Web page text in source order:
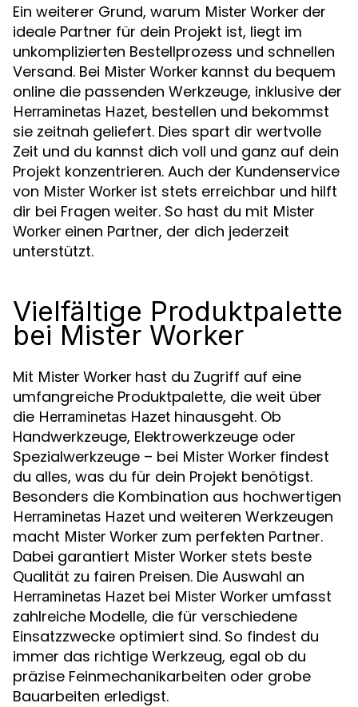
Ein weiterer Grund, warum Mister Worker der
ideale Partner für dein Projekt ist, liegt im
unkomplizierten Bestellprozess und schnellen
Versand. Bei Mister Worker kannst du bequem
online die passenden Werkzeuge, inklusive der
Herraminetas Hazet, bestellen und bekommst
sie zeitnah geliefert. Dies spart dir wertvolle
Zeit und du kannst dich voll und ganz auf dein
Projekt konzentrieren. Auch der Kundenservice
von Mister Worker ist stets erreichbar und hilft
dir bei Fragen weiter. So hast du mit Mister
Worker einen Partner, der dich jederzeit
unterstützt.
Vielfältige Produktpalette
bei Mister Worker
Mit Mister Worker hast du Zugriff auf eine
umfangreiche Produktpalette, die weit über
die Herraminetas Hazet hinausgeht. Ob
Handwerkzeuge, Elektrowerkzeuge oder
Spezialwerkzeuge – bei Mister Worker findest
du alles, was du für dein Projekt benötigst.
Besonders die Kombination aus hochwertigen
Herraminetas Hazet und weiteren Werkzeugen
macht Mister Worker zum perfekten Partner.
Dabei garantiert Mister Worker stets beste
Qualität zu fairen Preisen. Die Auswahl an
Herraminetas Hazet bei Mister Worker umfasst
zahlreiche Modelle, die für verschiedene
Einsatzzwecke optimiert sind. So findest du
immer das richtige Werkzeug, egal ob du
präzise Feinmechanikarbeiten oder grobe
Bauarbeiten erledigst.